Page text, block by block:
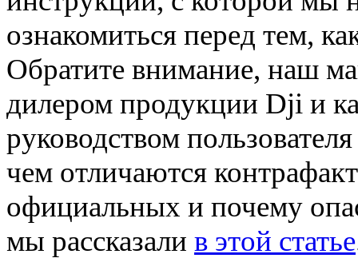
ознакомиться перед тем,
Обратите внимание, наш
дилером продукции Dji и
руководством
чем отличаются
официальных и почему
мы рассказали в этой статье